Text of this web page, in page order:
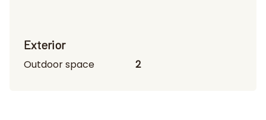
Exterior
Outdoor space 2